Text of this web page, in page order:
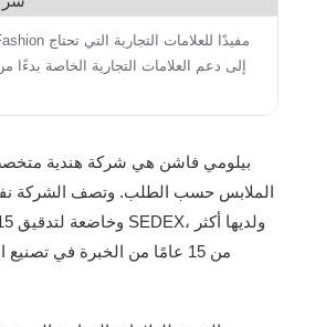
إلى دعم العلامات التجارية الخاصة بدءًا
بيلومي فاشن هي شركة هندية
الملابس حسب الطلب. وتصف الشركة
من 15 عامًا من الخبرة في